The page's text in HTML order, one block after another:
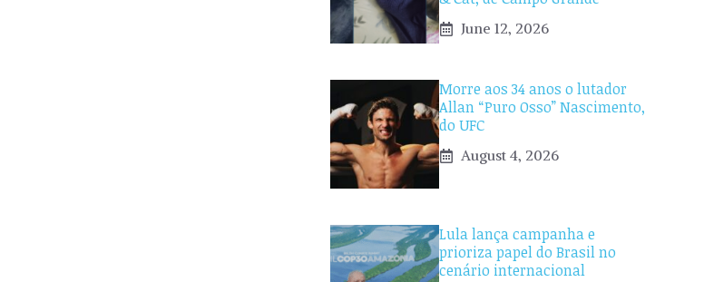
June 12, 2026
Morre aos 34 anos o lutador
Allan “Puro Osso” Nascimento,
do UFC
August 4, 2026
Lula lança campanha e
prioriza papel do Brasil no
cenário internacional